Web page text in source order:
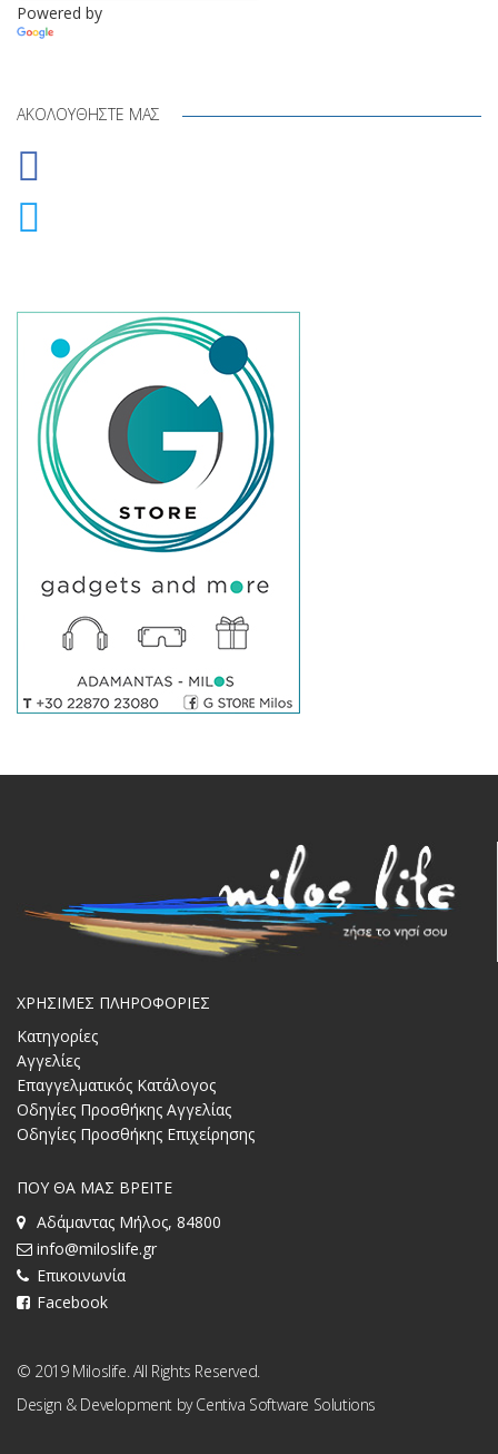
Powered by
ΑΚΟΛΟΥΘΉΣΤΕ ΜΑΣ
ΧΡΗΣΙΜΕΣ ΠΛΗΡΟΦΟΡΙΕΣ
Κατηγορίες
Αγγελίες
Επαγγελματικός Κατάλογος
Οδηγίες Προσθήκης Αγγελίας
Οδηγίες Προσθήκης Επιχείρησης
ΠΟΥ ΘΑ ΜΑΣ ΒΡΕΙΤΕ
Αδάμαντας Μήλος, 84800
info@miloslife.gr
Επικοινωνία
Facebook
© 2019 Miloslife. All Rights Reserved.
Design & Development byCentiva Software Solutions